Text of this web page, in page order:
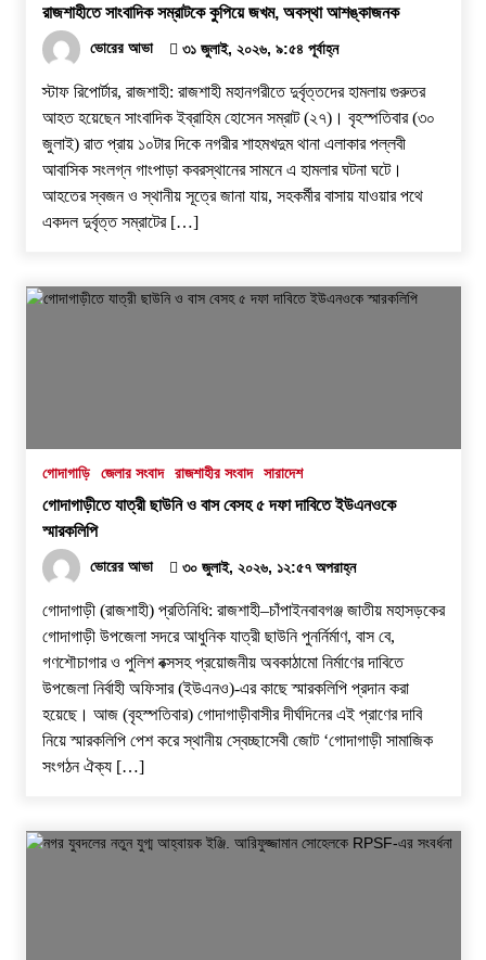
রাজশাহীতে সাংবাদিক সম্রাটকে কুপিয়ে জখম, অবস্থা আশঙ্কাজনক
ভোরের আভা ৩১ জুলাই, ২০২৬, ৯:৫৪ পূর্বাহ্ন
স্টাফ রিপোর্টার, রাজশাহী: রাজশাহী মহানগরীতে দুর্বৃত্তদের হামলায় গুরুতর
আহত হয়েছেন সাংবাদিক ইব্রাহিম হোসেন সম্রাট (২৭)। বৃহস্পতিবার (৩০
জুলাই) রাত প্রায় ১০টার দিকে নগরীর শাহমখদুম থানা এলাকার পল্লবী
আবাসিক সংলগ্ন গাংপাড়া কবরস্থানের সামনে এ হামলার ঘটনা ঘটে।
আহতের স্বজন ও স্থানীয় সূত্রে জানা যায়, সহকর্মীর বাসায় যাওয়ার পথে
একদল দুর্বৃত্ত সম্রাটের […]
গোদাগাড়ি জেলার সংবাদ রাজশাহীর সংবাদ সারাদেশ
গোদাগাড়ীতে যাত্রী ছাউনি ও বাস বেসহ ৫ দফা দাবিতে ইউএনওকে
স্মারকলিপি
ভোরের আভা ৩০ জুলাই, ২০২৬, ১২:৫৭ অপরাহ্ন
গোদাগাড়ী (রাজশাহী) প্রতিনিধি: রাজশাহী–চাঁপাইনবাবগঞ্জ জাতীয় মহাসড়কের
গোদাগাড়ী উপজেলা সদরে আধুনিক যাত্রী ছাউনি পুনর্নির্মাণ, বাস বে,
গণশৌচাগার ও পুলিশ বক্সসহ প্রয়োজনীয় অবকাঠামো নির্মাণের দাবিতে
উপজেলা নির্বাহী অফিসার (ইউএনও)-এর কাছে স্মারকলিপি প্রদান করা
হয়েছে। ​আজ (বৃহস্পতিবার) গোদাগাড়ীবাসীর দীর্ঘদিনের এই প্রাণের দাবি
নিয়ে স্মারকলিপি পেশ করে স্থানীয় স্বেচ্ছাসেবী জোট ‘গোদাগাড়ী সামাজিক
সংগঠন ঐক্য […]